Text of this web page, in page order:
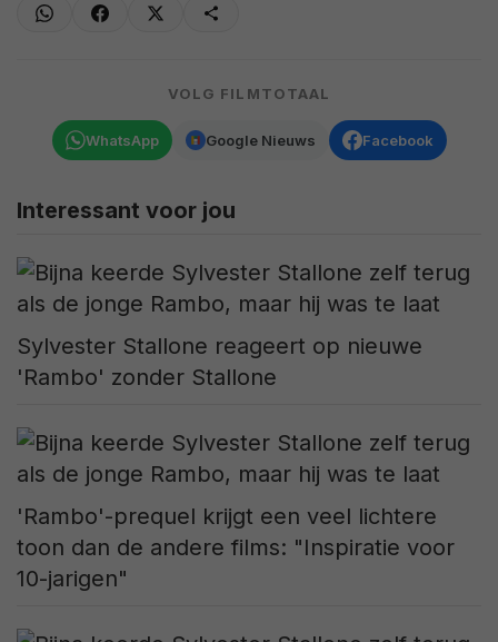
VOLG FILMTOTAAL
WhatsApp Google Nieuws Facebook
Interessant voor jou
Sylvester Stallone reageert op nieuwe
'Rambo' zonder Stallone
'Rambo'-prequel krijgt een veel lichtere
toon dan de andere films: "Inspiratie voor
10-jarigen"